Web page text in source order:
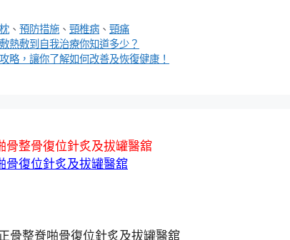
、預防措施 、頸椎病 、頸痛
熱敷到自我治療你知道多少？
略，讓你了解如何改善及恢復健康！
骨整骨復位針炙及拔罐醫舘
骨復位針炙及拔罐醫舘